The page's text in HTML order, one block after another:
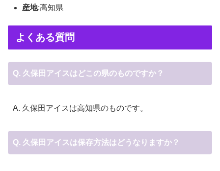
産地:高知県
よくある質問
Q. 久保田アイスはどこの県のものですか？
A. 久保田アイスは高知県のものです。
Q. 久保田アイスは保存方法はどうなりますか？